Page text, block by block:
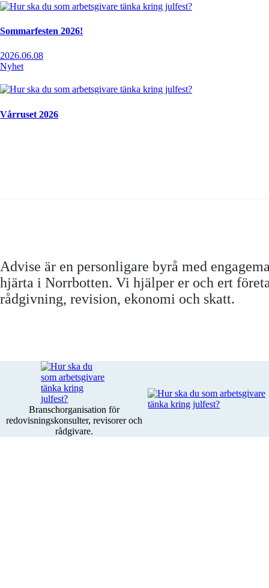
Sommarfesten 2026!
2026.06.08
Nyhet
Vårruset 2026
Advise är en personligare byrå med
hjärta i Norrbotten. Vi hjälper er och ert
rådgivning, revision, ekonomi och skatt.
Branschorganisation för
redovisningskonsulter, revisorer och
rådgivare.